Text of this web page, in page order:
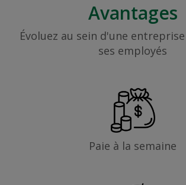
Avantages
Évoluez au sein d'une
ses employés
Paie à la semaine